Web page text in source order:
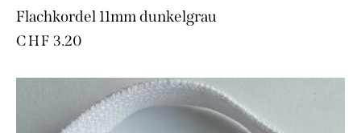
Flachkordel 11mm dunkelgrau
CHF 3.20